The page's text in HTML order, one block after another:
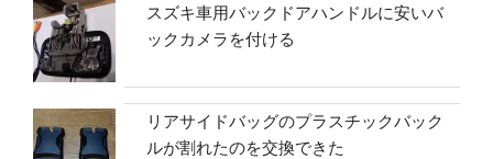
スズキ車用バックドアハンドルに安いバ
ックカメラを付ける
リアサイドバッグのプラスチックバック
ルが割れたのを交換できた